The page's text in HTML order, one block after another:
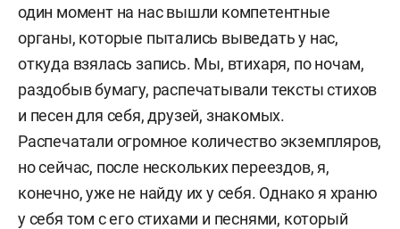
один момент на нас вышли компетентные
органы, которые пытались выведать у нас,
откуда взялась запись. Мы, втихаря, по ночам,
раздобыв бумагу, распечатывали тексты стихов
и песен для себя, друзей, знакомых.
Распечатали огромное количество экземпляров,
но сейчас, после нескольких переездов, я,
конечно, уже не найду их у себя. Однако я храню
у себя том с его стихами и песнями, который